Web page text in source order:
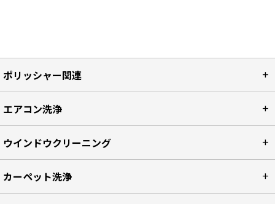
ポリッシャー関連
エアコン洗浄
ウインドウクリーニング
カーペット洗浄